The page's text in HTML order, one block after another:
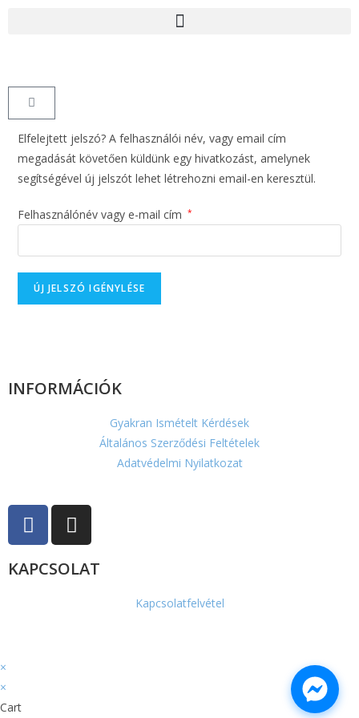
Elfelejtett jelszó? A felhasználói név, vagy email cím
megadását követően küldünk egy hivatkozást, amelynek
segítségével új jelszót lehet létrehozni email-en keresztül.
Felhasználónév vagy e-mail cím *
ÚJ JELSZÓ IGÉNYLÉSE
KAPCSOLAT
Kapcsolatfelvétel
INFORMÁCIÓK
Gyakran Ismételt Kérdések
Általános Szerződési Feltételek
Adatvédelmi Nyilatkozat
×
×
Cart